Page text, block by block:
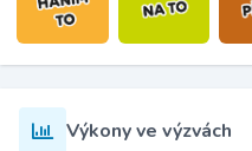
Výkony ve výzvách